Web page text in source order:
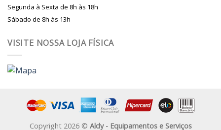
Segunda à Sexta de 8h às 18h
Sábado de 8h às 13h
VISITE NOSSA LOJA FÍSICA
Copyright 2026 © Aldy - Equipamentos e Serviços